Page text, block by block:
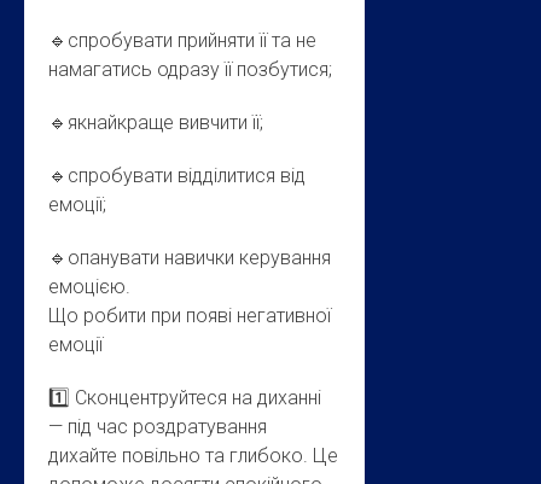
🔹спробувати прийняти її та не
намагатись одразу її позбутися;
🔹якнайкраще вивчити її;
🔹спробувати відділитися від
емоції;
🔹опанувати навички керування
емоцією.
Що робити при появі негативної
емоції
1️⃣ Сконцентруйтеся на диханні
— під час роздратування
дихайте повільно та глибоко. Це